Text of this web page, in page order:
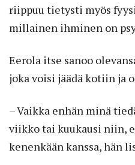
riippuu tietysti myös
millainen ihminen on
Eerola itse sanoo
joka voisi jäädä kotiin ja
– Vaikka enhän minä
viikko tai kuukausi niin,
kenenkään kanssa, hän